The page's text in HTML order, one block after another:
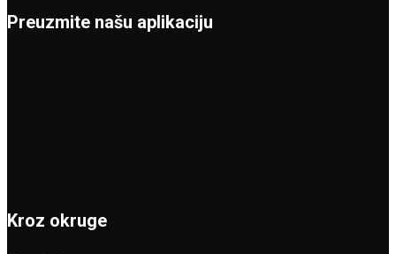
Preuzmite našu aplikaciju
Kroz okruge